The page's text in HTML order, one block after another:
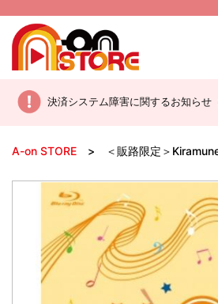
決済システム障害に関するお知らせ
A-on STORE ＜販路限定＞